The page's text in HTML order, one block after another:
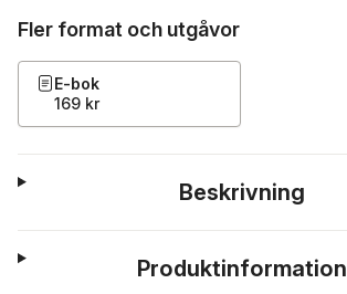
Fler format och utgåvor
E-bok
169 kr
Beskrivning
Produktinformation